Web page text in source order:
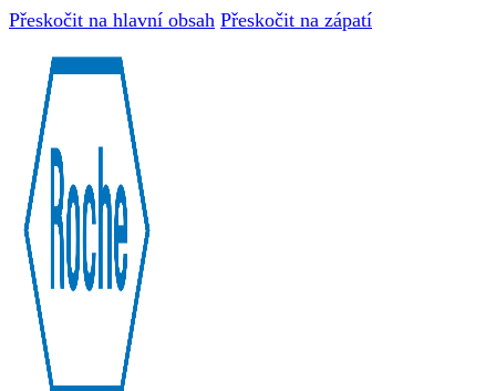
Přeskočit na hlavní obsah Přeskočit na zápatí